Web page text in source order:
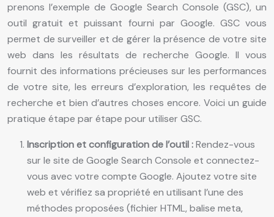
prenons l’exemple de Google Search Console (GSC), un
outil gratuit et puissant fourni par Google. GSC vous
permet de surveiller et de gérer la présence de votre site
web dans les résultats de recherche Google. Il vous
fournit des informations précieuses sur les performances
de votre site, les erreurs d’exploration, les requêtes de
recherche et bien d’autres choses encore. Voici un guide
pratique étape par étape pour utiliser GSC.
Inscription et configuration de l’outil :Rendez-vous
sur le site de Google Search Console et connectez-
vous avec votre compte Google. Ajoutez votre site
web et vérifiez sa propriété en utilisant l’une des
méthodes proposées (fichier HTML, balise meta,